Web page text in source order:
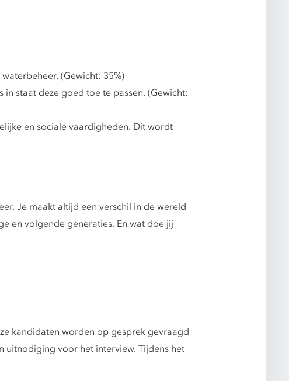
(Gewicht: 35%)
staat deze goed toe te passen. (Gewicht:
en sociale vaardigheden. Dit wordt
Je maakt altijd een verschil in de wereld
en volgende generaties. En wat doe jij
kandidaten worden op gesprek gevraagd
uitnodiging voor het interview. Tijdens het